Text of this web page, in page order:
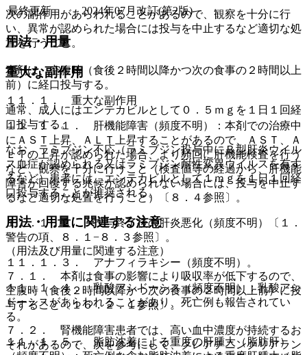
次の副作用があらわれることがあるので、観察を十分に行
い、異常が認められた場合には投与を中止するなど適切な処
置を行うこと。
重大な副作用
１１．１． 重大な副作用
１１．１．１． 肝機能障害（頻度不明）：本剤での治療中
にＡＳＴ上昇、ＡＬＴ上昇することがあるので、ＡＳＴ、Ａ
ＬＴの上昇が認められた場合、より頻回に肝機能検査を行う
など、観察を十分に行うこと（検査値等の経過から、肝機能
障害が回復する兆候が認められない場合には、投与を中止す
るなど適切な処置を行うこと）〔８．４参照〕。
１１．１．２． 投与終了後の肝炎悪化（頻度不明）〔１．
警告の項、８．１−８．３参照〕。
１１．１．３． アナフィラキシー（頻度不明）。
１１．１．４． 乳酸アシドーシス（頻度不明）：乳酸アシ
ドーシスがあらわれることがあり、死亡例も報告されてい
る。
１１．１．５． 脂肪沈着による重度の肝腫大（脂肪肝）
最終更新
2024年07月改訂(第2版)
用法・用量
本剤は、空腹時（食後２時間以降かつ次の食事の２時間以上
前）に経口投与する。
通常、成人にはエンテカビルとして０．５ｍｇを１日１回経
口投与する。
なお、ラミブジン不応（ラミブジン投与中にＢ型肝炎ウイル
ス血症が認められる又はラミブジン耐性変異ウイルスを有す
るなど）患者には、エンテカビルとして１ｍｇを１日１回経
口投与することが推奨される。
用法・用量に関連する注意
（用法及び用量に関連する注意）
７．１． 本剤は食事の影響により吸収率が低下するので、
空腹時（食後２時間以降かつ次の食事の２時間以上前）に投
与すること〔１６．２．１参照〕。
７．２． 腎機能障害患者では、高い血中濃度が持続するお
それがあるので、次を参考にして、クレアチニンクリアラン